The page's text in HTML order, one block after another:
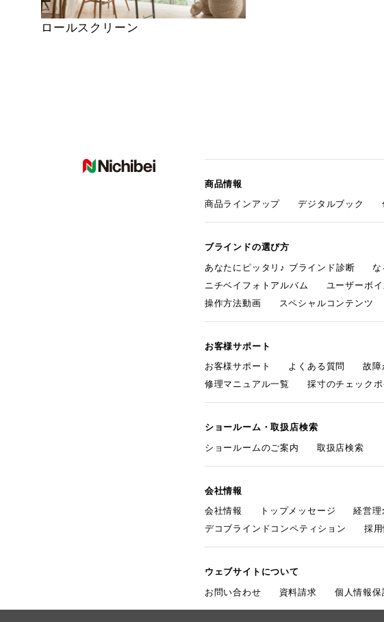
ロールスクリーン
商品情報
商品ラインアップ
デジタルブック
ブラインドの選び方
あなたにピッタリ♪ ブラインド診断
な
ニチベイフォトアルバム
ユーザーボイ
操作方法動画
スペシャルコンテンツ
お客様サポート
お客様サポート
よくある質問 故障
修理マニュアル一覧
採寸のチェックポ
ショールーム・取扱店検索
ショールームのご案内
取扱店検索
会社情報
会社情報
トップメッセージ 経営理
デコブラインドコンペティション
採
ウェブサイトについて
お問い合わせ
資料請求 個人情報保